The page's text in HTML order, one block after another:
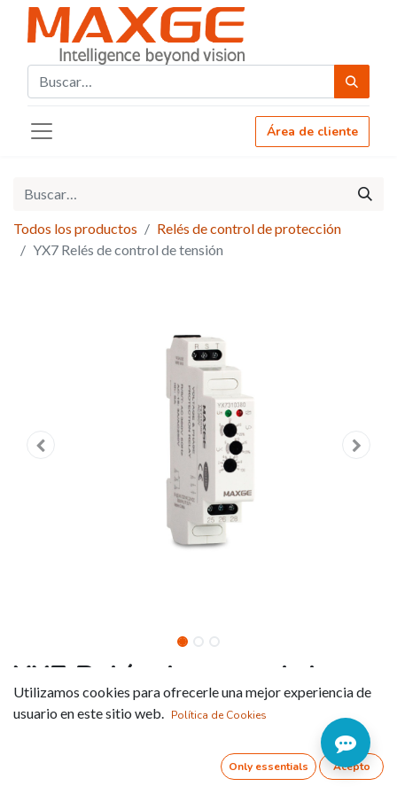
Área de cliente
Todos los productos
Relés de control de protección
YX7 Relés de control de tensión
YX7 Relés de control de
tensión
Utilizamos cookies para ofrecerle una mejor experiencia de
usuario en este sitio web. Política de Cookies
Only essentials Acepto